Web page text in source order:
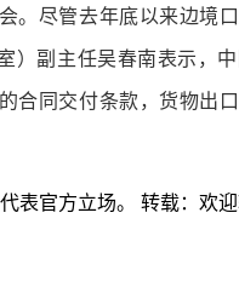
尽管去年底以来边境
副主任吴春南表示，
合同交付条款，货物出口
官方立场。 转载：欢